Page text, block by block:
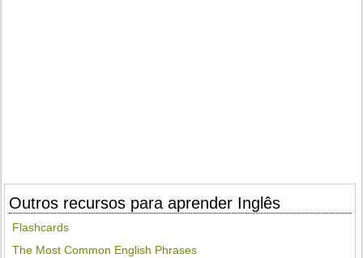
Outros recursos para aprender Inglês
Flashcards
The Most Common English Phrases